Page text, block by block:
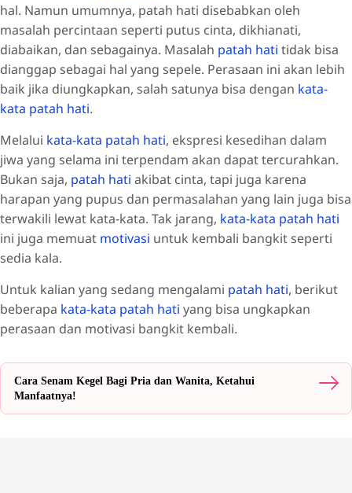
hal. Namun umumnya, patah hati disebabkan oleh
masalah percintaan seperti putus cinta, dikhianati,
diabaikan, dan sebagainya. Masalah patah hati tidak bisa
dianggap sebagai hal yang sepele. Perasaan ini akan lebih
baik jika diungkapkan, salah satunya bisa dengan kata-
kata patah hati.
Melalui kata-kata patah hati, ekspresi kesedihan dalam
jiwa yang selama ini terpendam akan dapat tercurahkan.
Bukan saja, patah hati akibat cinta, tapi juga karena
harapan yang pupus dan permasalahan yang lain juga bisa
terwakili lewat kata-kata. Tak jarang, kata-kata patah hati
ini juga memuat motivasi untuk kembali bangkit seperti
sedia kala.
Untuk kalian yang sedang mengalami patah hati, berikut
beberapa kata-kata patah hati yang bisa ungkapkan
perasaan dan motivasi bangkit kembali.
Cara Senam Kegel Bagi Pria dan Wanita, Ketahui
Manfaatnya!